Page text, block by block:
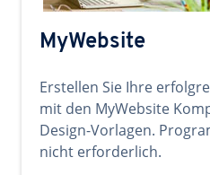
MyWebsite
Erstellen Sie Ihre
mit den MyWebsite
Design-Vorlagen.
nicht erforderlich.